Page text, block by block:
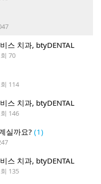
스 치과, btyDENTAL
70
114
스 치과, btyDENTAL
146
실까요? (1)
스 치과, btyDENTAL
135